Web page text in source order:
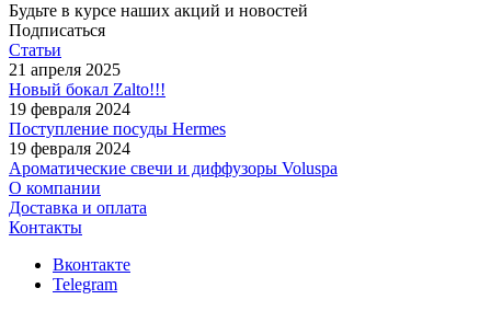
Будьте в курсе наших акций и новостей
Подписаться
Статьи
21 апреля 2025
Новый бокал Zalto!!!
19 февраля 2024
Поступление посуды Hermes
19 февраля 2024
Ароматические свечи и диффузоры Voluspa
О компании
Доставка и оплата
Контакты
Вконтакте
Telegram